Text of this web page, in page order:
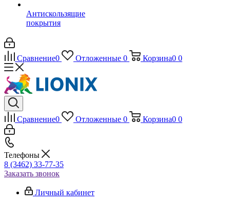
Антискользящие
покрытия
Сравнение0 Отложенные 0 Корзина0 0
Сравнение0 Отложенные 0 Корзина0 0
Телефоны
8 (3462) 33-77-35
Заказать звонок
Личный кабинет